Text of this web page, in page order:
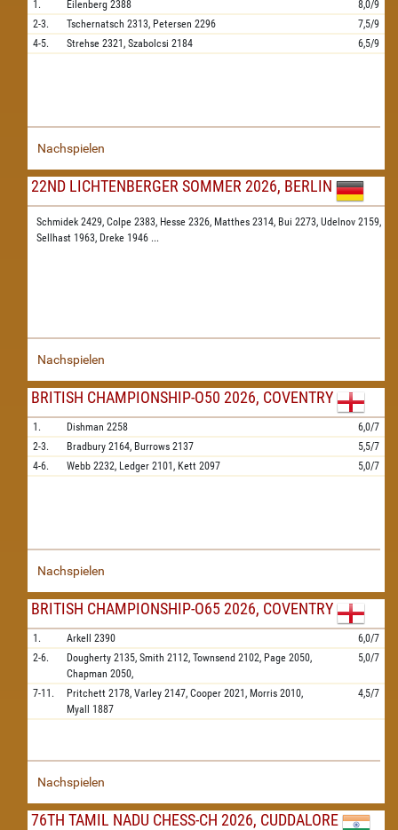
1. Eilenberg 2388
8,0/9
2-3.
Tschernatsch 2313, Petersen 2296
7,5/9
4-5.
Strehse 2321, Szabolcsi 2184 6,5/9
Nachspielen
22ND LICHTENBERGER SOMMER 2026, BERLIN
Schmidek 2429, Colpe 2383, Hesse 2326, Matthes 2314, Bui 2273, Udelnov 2159,
Sellhast 1963, Dreke 1946 ...
Nachspielen
BRITISH CHAMPIONSHIP-O50 2026, COVENTRY
1. Dishman 2258
6,0/7
2-3.
Bradbury 2164, Burrows 2137
5,5/7
4-6.
Webb 2232, Ledger 2101, Kett 2097 5,0/7
Nachspielen
BRITISH CHAMPIONSHIP-O65 2026, COVENTRY
1. Arkell 2390
6,0/7
2-6.
Dougherty 2135, Smith 2112, Townsend 2102, Page 2050,
Chapman 2050,
5,0/7
7-11. Pritchett 2178, Varley 2147, Cooper 2021, Morris 2010,
Myall
1887
4,5/7
Nachspielen
76TH TAMIL NADU CHESS-CH 2026, CUDDALORE